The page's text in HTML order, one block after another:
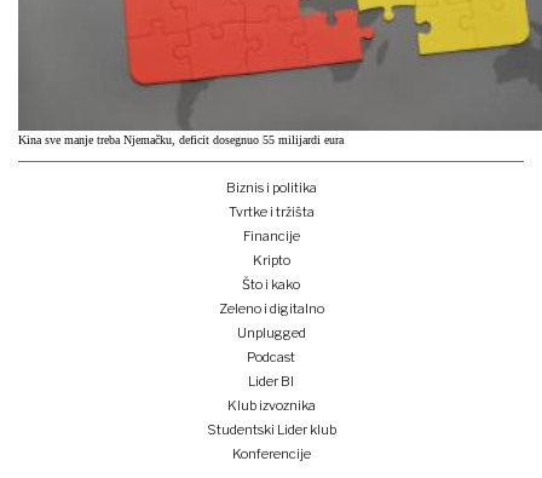
Kina sve manje treba Njemačku, deficit dosegnuo 55 milijardi eura
Biznis i politika
Tvrtke i tržišta
Financije
Kripto
Što i kako
Zeleno i digitalno
Unplugged
Podcast
Lider BI
Klub izvoznika
Studentski Lider klub
Konferencije